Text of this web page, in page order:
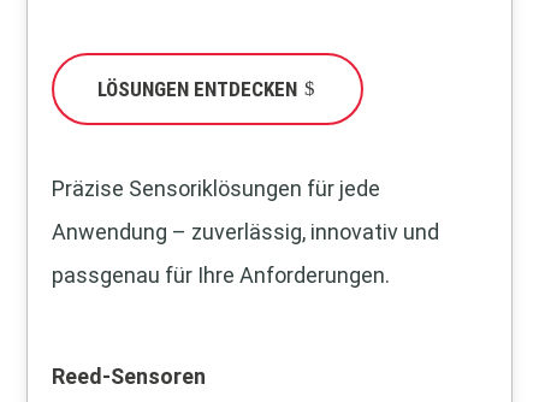
LÖSUNGEN ENTDECKEN
Präzise Sensoriklösungen für jede
Anwendung – zuverlässig, innovativ und
passgenau für Ihre Anforderungen.
Reed-Sensoren